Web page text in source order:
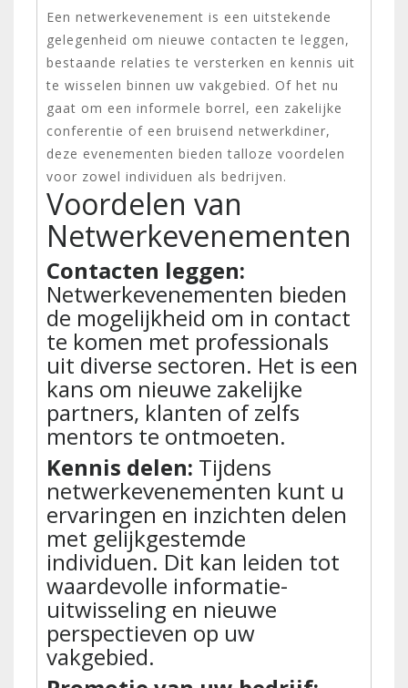
Een netwerkevenement is een uitstekende
gelegenheid om nieuwe contacten te leggen,
bestaande relaties te versterken en kennis uit
te wisselen binnen uw vakgebied. Of het nu
gaat om een informele borrel, een zakelijke
conferentie of een bruisend netwerkdiner,
deze evenementen bieden talloze voordelen
voor zowel individuen als bedrijven.
Voordelen van
Netwerkevenementen
Contacten leggen:
Netwerkevenementen bieden
de mogelijkheid om in contact
te komen met professionals
uit diverse sectoren. Het is een
kans om nieuwe zakelijke
partners, klanten of zelfs
mentors te ontmoeten.
Kennis delen: Tijdens
netwerkevenementen kunt u
ervaringen en inzichten delen
met gelijkgestemde
individuen. Dit kan leiden tot
waardevolle informatie-
uitwisseling en nieuwe
perspectieven op uw
vakgebied.